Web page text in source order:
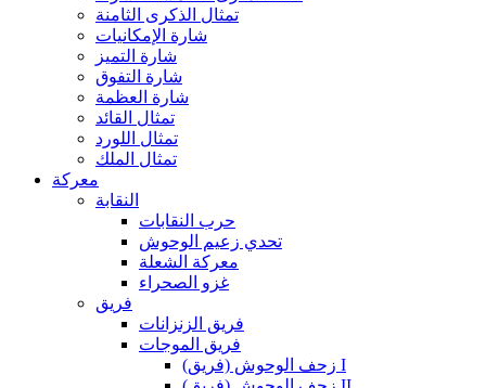
تمثال الذكرى الثامنة
شارة الإمكانيات
شارة التميز
شارة التفوق
شارة العظمة
تمثال القائد
تمثال اللورد
تمثال الملك
معركة
النقابة
حرب النقابات
تحدي زعيم الوحوش
معركة الشعلة
غزو الصحراء
فريق
فريق الزنزانات
فريق الموجات
زحف الوحوش (فريق) I